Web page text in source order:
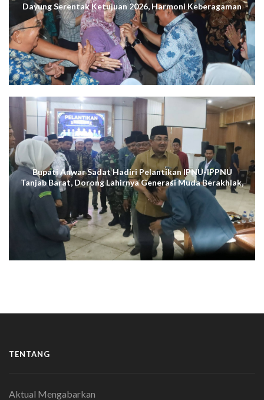
Dayung Serentak Ketujuan 2026, Harmoni Keberagaman
Terus Menggema di Kuala Tungkal
Bupati Anwar Sadat Hadiri Pelantikan IPNU-IPPNU
Tanjab Barat, Dorong Lahirnya Generasi Muda Berakhlak,
Cerdas Digital, dan Berdaya Saing
TENTANG
Aktual Mengabarkan